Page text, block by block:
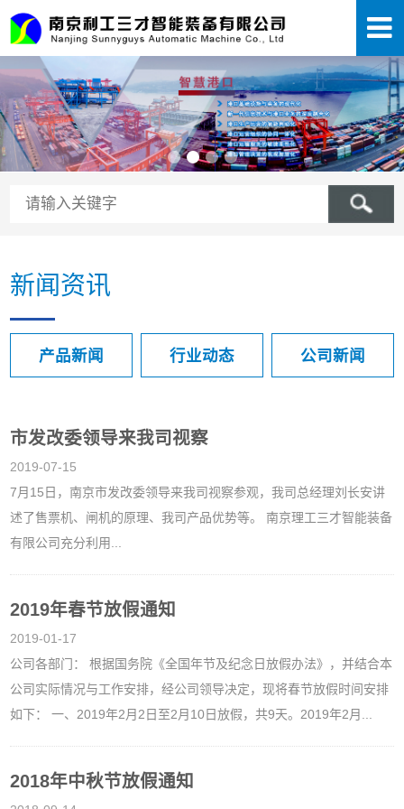
新闻资讯
产品新闻 行业动态 公司新闻
市发改委领导来我司视察
2019-07-15
7月15日，南京市发改委领导来我司视察参观，我司总经理刘长安讲
述了售票机、闸机的原理、我司产品优势等。 南京理工三才智能装备
有限公司充分利用...
2019年春节放假通知
2019-01-17
公司各部门： 根据国务院《全国年节及纪念日放假办法》，并结合本
公司实际情况与工作安排，经公司领导决定，现将春节放假时间安排
如下： 一、2019年2月2日至2月10日放假，共9天。2019年2月...
2018年中秋节放假通知